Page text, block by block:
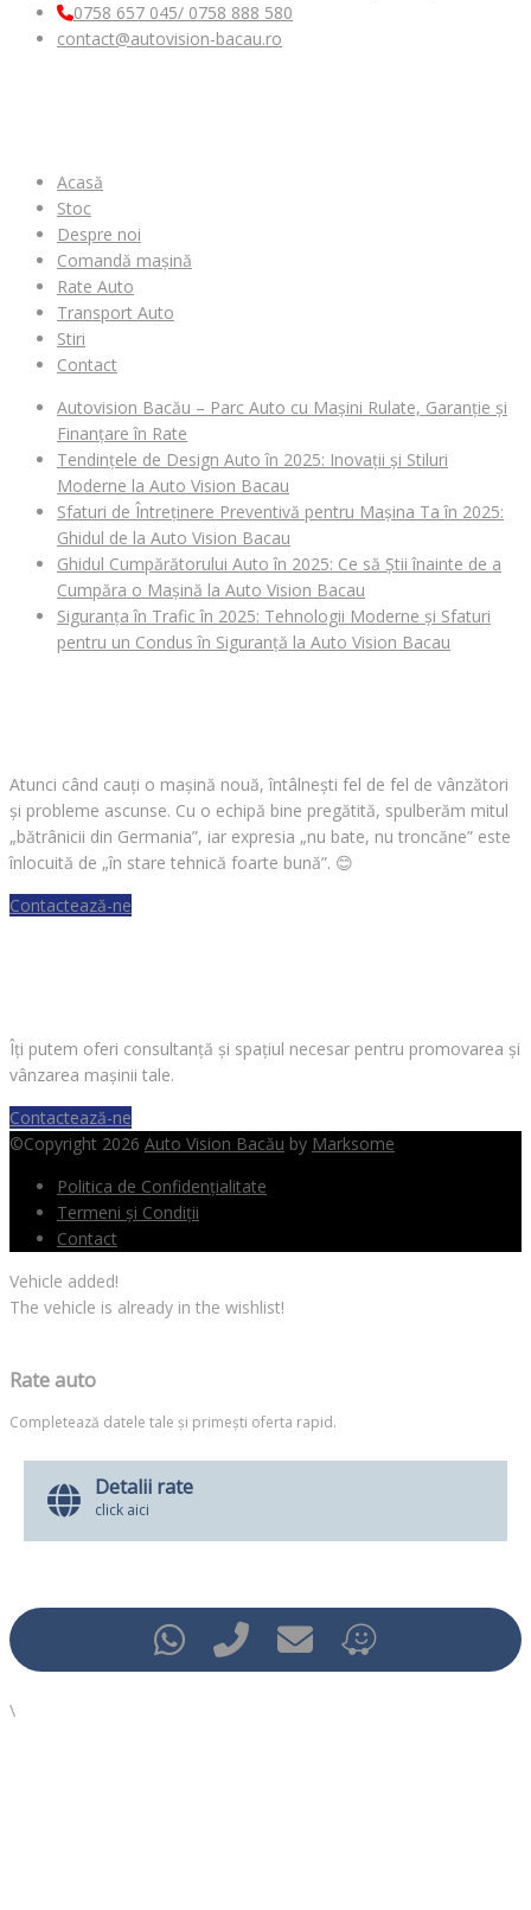
0758 657 045/ 0758 888 580
contact@autovision-bacau.ro
Acasă
Stoc
Despre noi
Comandă mașină
Rate Auto
Transport Auto
Stiri
Contact
Autovision Bacău – Parc Auto cu Mașini Rulate, Garanție și
Finanțare în Rate
Tendințele de Design Auto în 2025: Inovații și Stiluri
Moderne la Auto Vision Bacau
Sfaturi de Întreținere Preventivă pentru Mașina Ta în 2025:
Ghidul de la Auto Vision Bacau
Ghidul Cumpărătorului Auto în 2025: Ce să Știi înainte de a
Cumpăra o Mașină la Auto Vision Bacau
Siguranța în Trafic în 2025: Tehnologii Moderne și Sfaturi
pentru un Condus în Siguranță la Auto Vision Bacau
Atunci când cauți o mașină nouă, întâlnești fel de fel de vânzători
și probleme ascunse. Cu o echipă bine pregătită, spulberăm mitul
„bătrânicii din Germania”, iar expresia „nu bate, nu troncăne” este
înlocuită de „în stare tehnică foarte bună”. 😊
Contactează-ne
Îți putem oferi consultanță și spațiul necesar pentru promovarea și
vânzarea mașinii tale.
Contactează-ne
©Copyright 2026 Auto Vision Bacău by Marksome
Politica de Confidențialitate
Termeni și Condiții
Contact
Vehicle added!
The vehicle is already in the wishlist!
Rate auto
Completează datele tale și primești oferta rapid.
Detalii rate
click aici
\